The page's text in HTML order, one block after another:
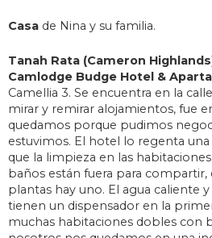
Casa de Nina y su familia.
Tanah Rata (Cameron
Camlodge Budge Hotel &
Camellia 3. Se encuentra en la
mirar y remirar alojamientos, fue
quedamos porque pudimos
estuvimos. El hotel lo regenta una
que la limpieza en las
baños están fuera para compartir,
plantas hay uno. El agua caliente
tienen un dispensador en la
muchas habitaciones dobles con